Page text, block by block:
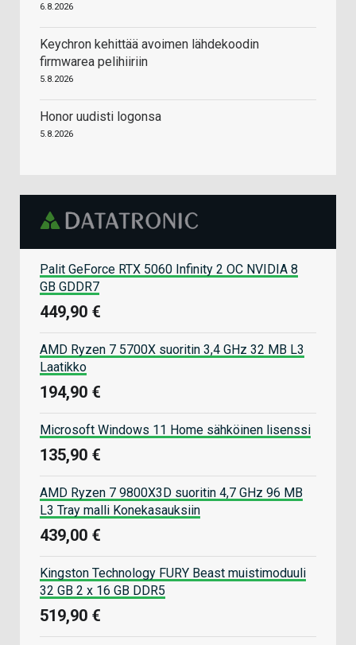
6.8.2026
Keychron kehittää avoimen lähdekoodin
firmwarea pelihiiriin
5.8.2026
Honor uudisti logonsa
5.8.2026
Palit GeForce RTX 5060 Infinity 2 OC NVIDIA 8
GB GDDR7
449,90 €
AMD Ryzen 7 5700X suoritin 3,4 GHz 32 MB L3
Laatikko
194,90 €
Microsoft Windows 11 Home sähköinen lisenssi
135,90 €
AMD Ryzen 7 9800X3D suoritin 4,7 GHz 96 MB
L3 Tray malli Konekasauksiin
439,00 €
Kingston Technology FURY Beast muistimoduuli
32 GB 2 x 16 GB DDR5
519,90 €